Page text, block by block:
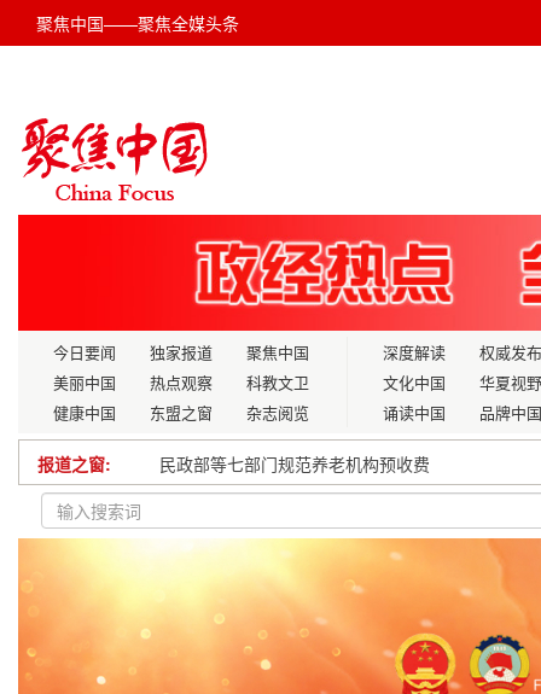
聚焦中国——聚焦全媒头条
今日要闻 独家报道
聚焦中国
美丽中国
热点观察
科教文卫
健康中国
东盟之窗 杂志阅览
深度解读
权威发布
文化中国
华夏视野
诵读中国
品牌中国
报道之窗:
民政部等七部门规范养老机构预收费
弘扬民族医药，共筑健康未来
张源：以全球视野架设共赢之桥，为“十五五”高质
役前教育训练开启 点燃热血军旅梦